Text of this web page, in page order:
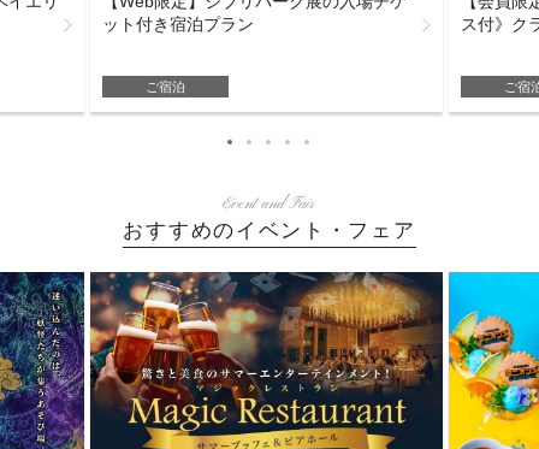
ット付き宿泊プラン
ご宿泊
ス付》ク
ご宿
Event and Fair
おすすめのイベント・フェア